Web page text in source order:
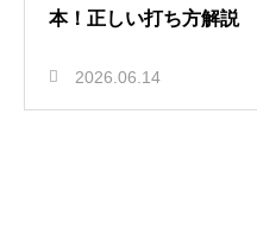
本！正しい打ち方解説
2026.06.14